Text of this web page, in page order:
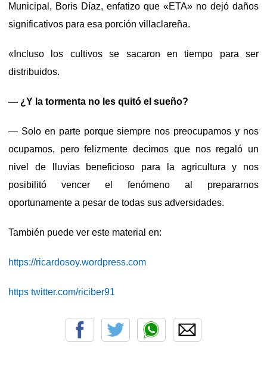
Municipal, Boris Díaz, enfatizo que «ETA» no dejó daños
significativos para esa porción villaclareña.
«Incluso los cultivos se sacaron en tiempo para ser
distribuidos.
— ¿Y la tormenta no les quitó el sueño?
— Solo en parte porque siempre nos preocupamos y nos
ocupamos, pero felizmente decimos que nos regaló un
nivel de lluvias beneficioso para la agricultura y nos
posibilitó vencer el fenómeno al prepararnos
oportunamente a pesar de todas sus adversidades.
También puede ver este material en:
https://ricardosoy.wordpress.com
https twitter.com/riciber91